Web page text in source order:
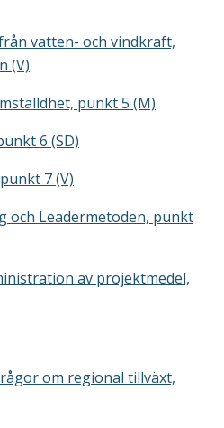
vatten- och vindkraft,
(V)
punkt 5 (M)
6 (SD)
7 (V)
och Leadermetoden, punkt
av projektmedel,
om regional tillväxt,